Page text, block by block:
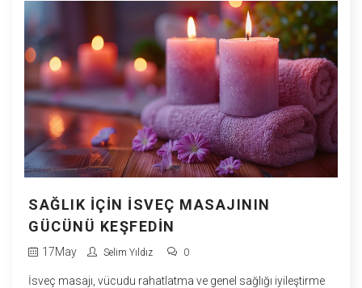
SAĞLIK İÇIN İSVEÇ MASAJININ
GÜCÜNÜ KEŞFEDIN
17May Selim Yıldız 0
İsveç masajı, vücudu rahatlatma ve genel sağlığı iyileştirme